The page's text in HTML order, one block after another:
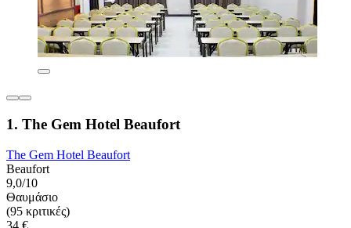
1. The Gem Hotel Beaufort
The Gem Hotel Beaufort
Beaufort
9,0/10
Θαυμάσιο
(95 κριτικές)
34 €